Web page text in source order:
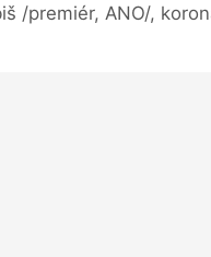
/premiér, ANO/,